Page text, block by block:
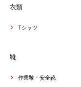
衣類
Tシャツ
靴
作業靴・安全靴